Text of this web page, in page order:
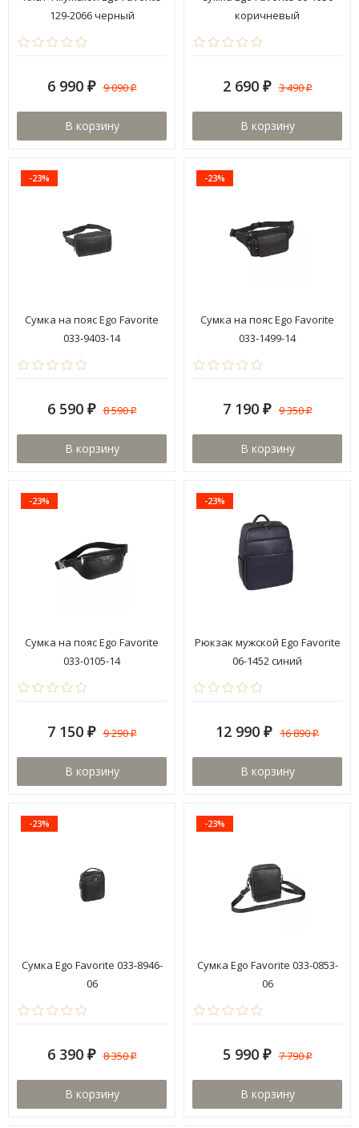
129-2066 черный
6 990 ₽ 9 090₽
В корзину
коричневый
2 690 ₽ 3 490₽
В корзину
-23%
Сумка на пояс Ego Favorite
033-9403-14
6 590 ₽ 8 590₽
В корзину
-23%
Сумка на пояс Ego Favorite
033-1499-14
7 190 ₽ 9 350₽
В корзину
-23%
Сумка на пояс Ego Favorite
033-0105-14
7 150 ₽ 9 290₽
В корзину
-23%
Рюкзак мужской Ego Favorite
06-1452 синий
12 990 ₽ 16 890₽
В корзину
-23%
Сумка Ego Favorite 033-8946-
06
6 390 ₽ 8 350₽
В корзину
-23%
Сумка Ego Favorite 033-0853-
06
5 990 ₽ 7 790₽
В корзину